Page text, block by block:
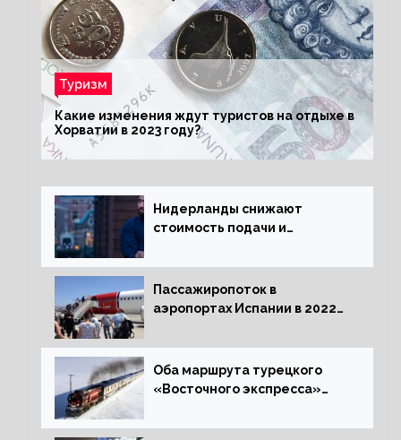
Туризм
Какие изменения ждут туристов на отдыхе в
Хорватии в 2023 году?
Нидерланды снижают
стоимость подачи и
жительство
Пассажиропоток в
аэропортах Испании в 2022
процентов
Оба маршрута турецкого
«Восточного экспресса»